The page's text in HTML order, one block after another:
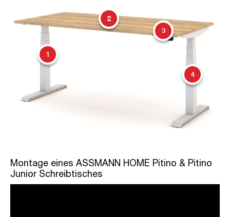
1
2
3
4
Montage eines ASSMANN HOME Pitino & Pitino
Junior Schreibtisches